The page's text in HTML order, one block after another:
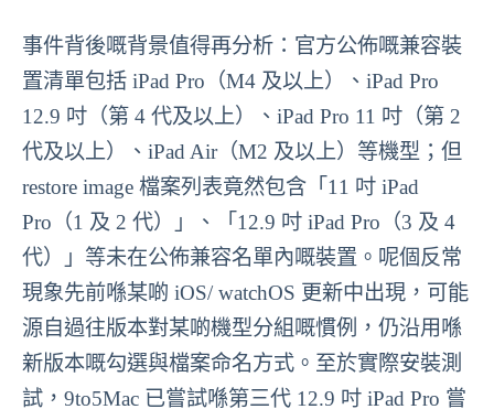
事件背後嘅背景值得再分析：官方公佈嘅兼容裝
置清單包括 iPad Pro（M4 及以上）、iPad Pro
12.9 吋（第 4 代及以上）、iPad Pro 11 吋（第 2
代及以上）、iPad Air（M2 及以上）等機型；但
restore image 檔案列表竟然包含「11 吋 iPad
Pro（1 及 2 代）」、「12.9 吋 iPad Pro（3 及 4
代）」等未在公佈兼容名單內嘅裝置。呢個反常
現象先前喺某啲 iOS/ watchOS 更新中出現，可能
源自過往版本對某啲機型分組嘅慣例，仍沿用喺
新版本嘅勾選與檔案命名方式。至於實際安裝測
試，9to5Mac 已嘗試喺第三代 12.9 吋 iPad Pro 嘗